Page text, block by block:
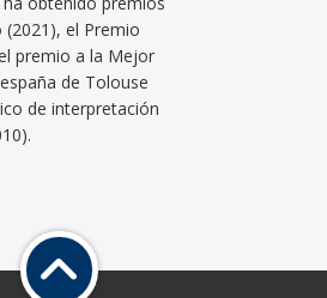
el Premio
premio a la Mejor
de Tolouse
de interpretación